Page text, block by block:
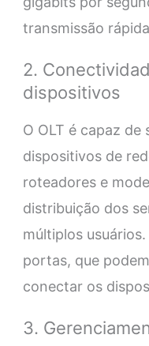
transmissão
2.
dispositivos
O OLT é capaz
dispositivos de
roteadores e
distribuição dos
múltiplos
portas, que
conectar os
3.